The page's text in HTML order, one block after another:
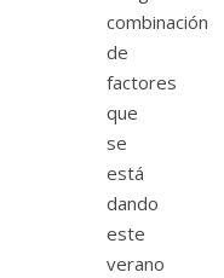
combinación
de
factores
que
se
está
dando
este
verano